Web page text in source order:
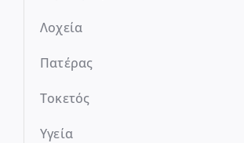
Λοχεία
Πατέρας
Τοκετός
Υγεία